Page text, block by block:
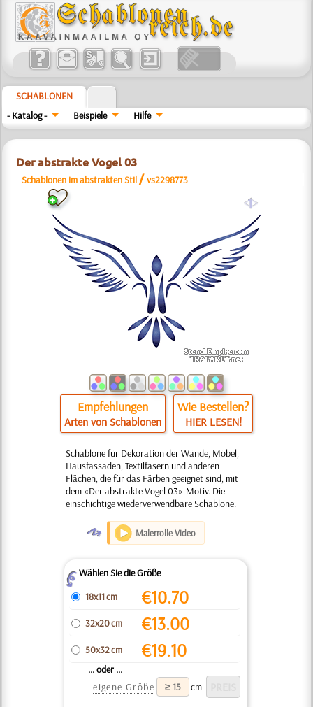
SCHABLONEN
- Katalog -
Beispiele Hilfe
Der abstrakte Vogel 03
Schablonen im abstrakten Stil /vs2298773
a
Empfehlungen
Arten von Schablonen
Wie Bestellen?
HIER LESEN!
Schablone für Dekoration der Wände, Möbel,
Hausfassaden, Textilfasern und anderen
Flächen, die für das Färben geeignet sind, mit
dem «Der abstrakte Vogel 03»-Motiv. Die
einschichtige wiederverwendbare Schablone.
O Malerrolle Video
ZWählen Sie die Größe
18x11 cm
€10.70
32x20 cm €13.00
50x32 cm €19.10
... oder ...
eigene Größe
cm